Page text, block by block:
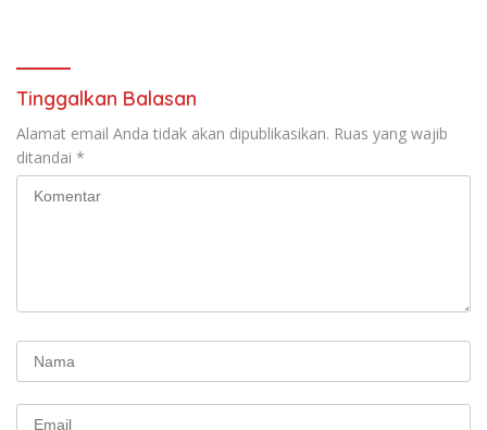
Tinggalkan Balasan
Alamat email Anda tidak akan dipublikasikan. Ruas yang wajib
ditandai *